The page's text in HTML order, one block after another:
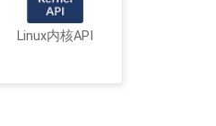
Linux内核API